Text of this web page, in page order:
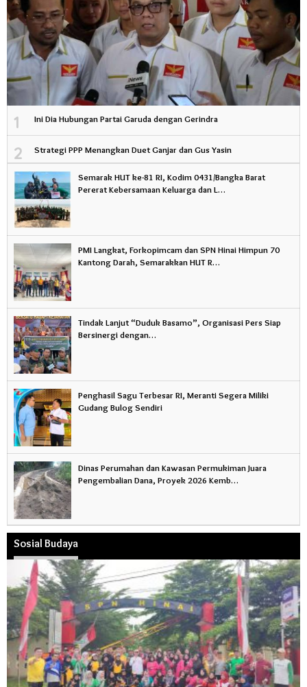
1 Ini Dia Hubungan Partai Garuda dengan Gerindra
2 Strategi PPP Menangkan Duet Ganjar dan Gus Yasin
Semarak HUT ke-81 RI, Kodim 0431/Bangka Barat
Pererat Kebersamaan Keluarga dan L…
PMI Langkat, Forkopimcam dan SPN Hinai Himpun 70
Kantong Darah, Semarakkan HUT R…
Tindak Lanjut “Duduk Basamo”, Organisasi Pers Siap
Bersinergi dengan…
Penghasil Sagu Terbesar RI, Meranti Segera Miliki
Gudang Bulog Sendiri
Dinas Perumahan dan Kawasan Permukiman Juara
Pengembalian Dana, Proyek 2026 Kemb…
Sosial Budaya